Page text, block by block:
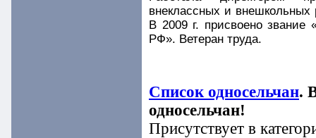
внеклассных и
В 2009 г. присвоено звание
РФ». Ветеран труда.
Список односельчан.
односельчан!
Присутствует в